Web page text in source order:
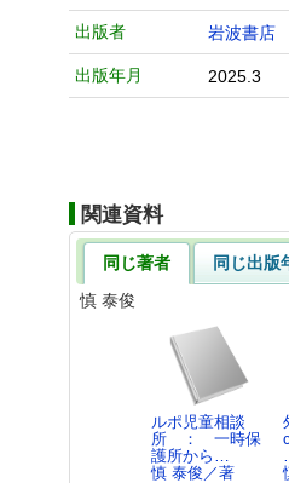
出版者 岩波書店
出版年月 2025.3
関連資料
同じ著者 同じ出版
慎 泰俊
ルポ児童相談
所 ： 一時保
護所から…
慎 泰俊／著